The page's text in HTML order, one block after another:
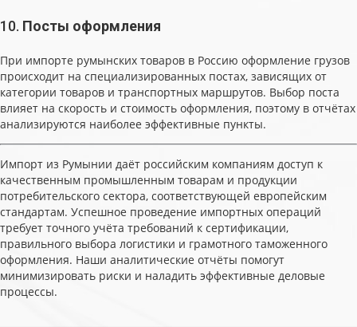
10. Посты оформления
При импорте румынских товаров в Россию оформление грузов
происходит на специализированных постах, зависящих от
категории товаров и транспортных маршрутов. Выбор поста
влияет на скорость и стоимость оформления, поэтому в отчётах
анализируются наиболее эффективные пункты.
Импорт из Румынии даёт российским компаниям доступ к
качественным промышленным товарам и продукции
потребительского сектора, соответствующей европейским
стандартам. Успешное проведение импортных операций
требует точного учёта требований к сертификации,
правильного выбора логистики и грамотного таможенного
оформления. Наши аналитические отчёты помогут
минимизировать риски и наладить эффективные деловые
процессы.